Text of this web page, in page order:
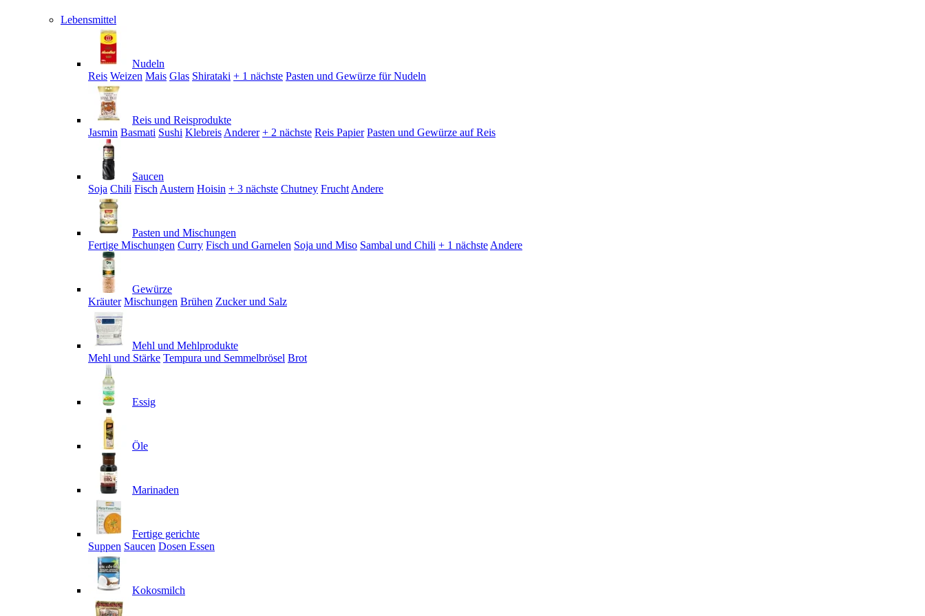
Lebensmittel
Nudeln
Reis Weizen Mais Glas Shirataki + 1 nächste Pasten und Gewürze für Nudeln
Reis und Reisprodukte
Jasmin Basmati Sushi Klebreis Anderer + 2 nächste Reis Papier Pasten und Gewürze auf Reis
Saucen
Soja Chili Fisch Austern Hoisin + 3 nächste Chutney Frucht Andere
Pasten und Mischungen
Fertige Mischungen Curry Fisch und Garnelen Soja und Miso Sambal und Chili + 1 nächste Andere
Gewürze
Kräuter Mischungen Brühen Zucker und Salz
Mehl und Mehlprodukte
Mehl und Stärke Tempura und Semmelbrösel Brot
Essig
Öle
Marinaden
Fertige gerichte
Suppen Saucen Dosen Essen
Kokosmilch